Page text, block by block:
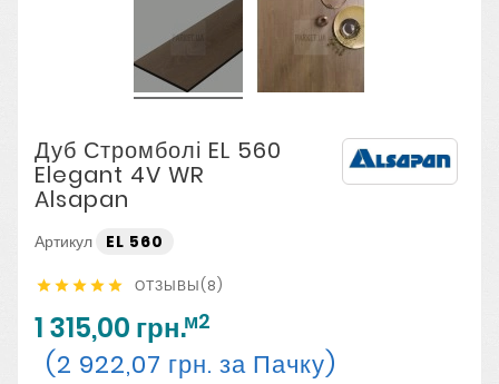
Дуб Стромболі EL 560
Elegant 4V WR
Alsapan
Артикул EL 560
     ОТЗЫВЫ(8)
1 315,00 грн.м2
(2 922,07 грн. за Пачку)